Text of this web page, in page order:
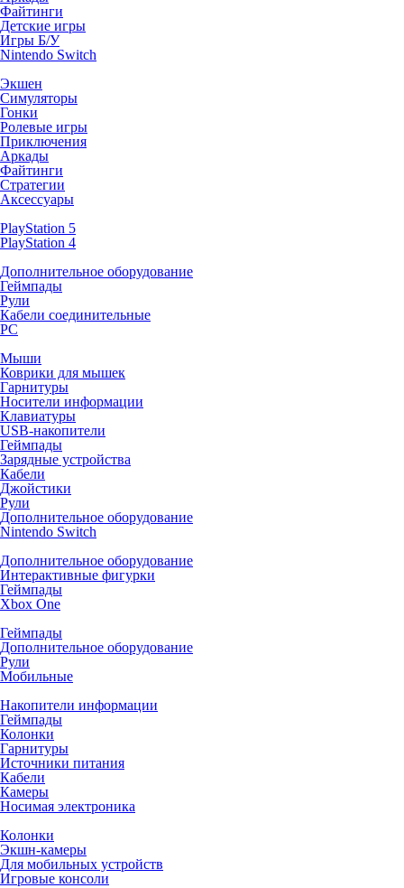
Файтинги
Детские игры
Игры Б/У
Nintendo Switch
Экшен
Симуляторы
Гонки
Ролевые игры
Приключения
Аркады
Файтинги
Стратегии
Аксессуары
PlayStation 5
PlayStation 4
Дополнительное оборудование
Геймпады
Рули
Кабели соединительные
PC
Мыши
Коврики для мышек
Гарнитуры
Носители информации
Клавиатуры
USB-накопители
Геймпады
Зарядные устройства
Кабели
Джойстики
Рули
Дополнительное оборудование
Nintendo Switch
Дополнительное оборудование
Интерактивные фигурки
Геймпады
Xbox One
Геймпады
Дополнительное оборудование
Рули
Мобильные
Накопители информации
Геймпады
Колонки
Гарнитуры
Источники питания
Кабели
Камеры
Носимая электроника
Колонки
Экшн-камеры
Для мобильных устройств
Игровые консоли